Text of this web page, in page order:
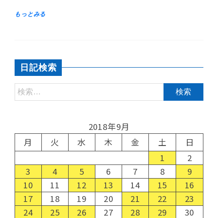
日記検索
2018年9月
月
火 水 木 金 土
日
1
2
3
4 5 6 7 8
9
10
11 12 13 14 15
16
17
18 19 20 21 22
23
24
25 26 27 28 29 30